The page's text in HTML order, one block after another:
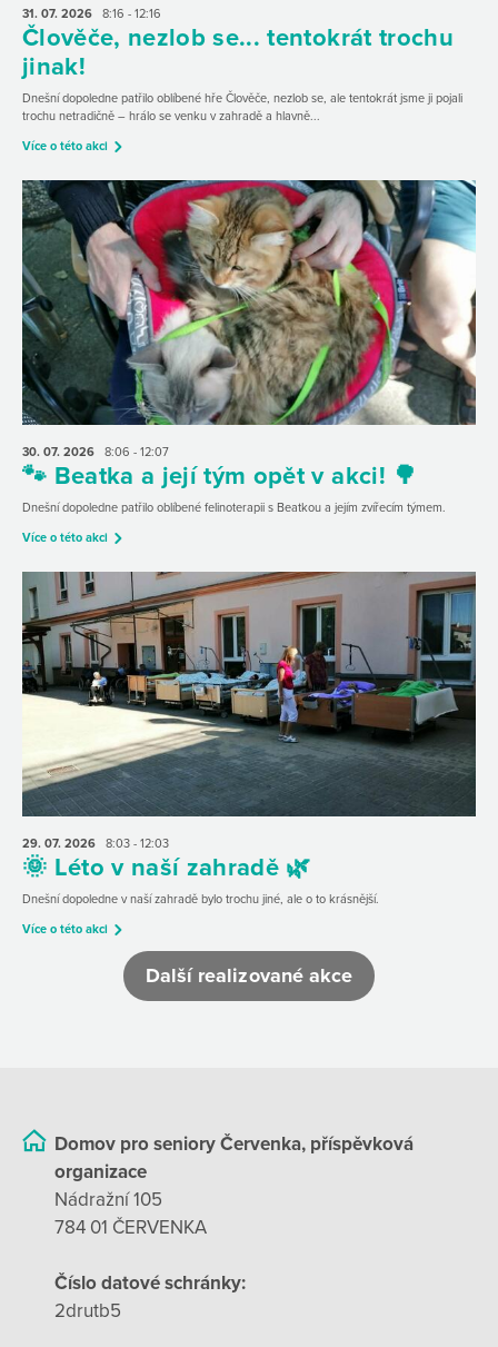
31. 07. 2026 8:16 - 12:16
Člověče, nezlob se... tentokrát trochu
jinak!
Dnešní dopoledne patřilo oblíbené hře Člověče, nezlob se, ale tentokrát jsme ji pojali
trochu netradičně – hrálo se venku v zahradě a hlavně...
Více o této akci
30. 07. 2026 8:06 - 12:07
🐾 Beatka a její tým opět v akci! 🌳
Dnešní dopoledne patřilo oblíbené felinoterapii s Beatkou a jejím zvířecím týmem.
Více o této akci
29. 07. 2026 8:03 - 12:03
🌞 Léto v naší zahradě 🌿
Dnešní dopoledne v naší zahradě bylo trochu jiné, ale o to krásnější.
Více o této akci
Další realizované akce
Domov pro seniory Červenka, příspěvková
organizace
Nádražní 105
784 01 ČERVENKA
Číslo datové schránky:
2drutb5